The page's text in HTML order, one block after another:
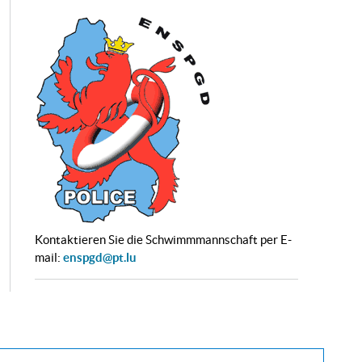
Kontaktieren Sie die Schwimmmannschaft per E-
mail: enspgd@pt.lu